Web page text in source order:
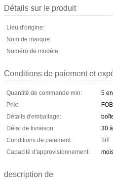
Détails sur le produit
Lieu d'origine:
Nom de marque:
Numéro de modèle:
Conditions de paiement et
Quantité de commande min:
5
Prix:
Détails d'emballage:
Délai de livraison:
30
Conditions de paiement:
T/T
Capacité d'approvisionnement:
description de